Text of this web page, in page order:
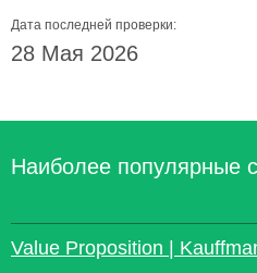
Дата последней проверки:
28 Мая 2026
Наиболее популярные
Value Proposition |